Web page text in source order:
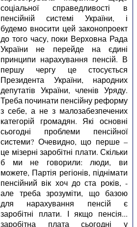
соціальної справедливості в
пенсійній системі України, і
будемо вносити цей законопроект
до того часу, поки Верховна Рада
України не перейде на єдині
принципи нарахування пенсій. В
першу чергу це стосується
Президента України, народних
депутатів України, членів Уряду.
Треба починати пенсійну реформу
з себе, а не з малозабезпечених
категорій громадян. Які основні
сьогодні проблеми пенсійної
системи? Очевидно, що перше –
це мізерні заробітні плати. Скільки
б ми не говорили: люди, ви
можете, Партія регіонів, піднімати
пенсійний вік хоч до ста років, -
але треба зрозуміти, що базою
для нарахування пенсій є
заробітні плати. І якщо пенсія...
заробітна плата сьогодні у